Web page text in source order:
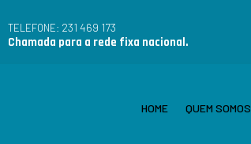
TELEFONE: 231 469 173
Chamada para a rede fixa nacional.
HOME QUEM SOMOS